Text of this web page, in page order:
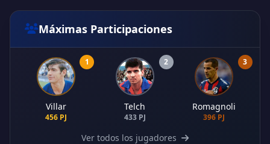
Máximas Participaciones
1
Villar
456 PJ
2
Telch
433 PJ
3
Romagnoli
396 PJ
Ver todos los jugadores